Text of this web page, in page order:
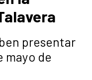
presentar
mayo de